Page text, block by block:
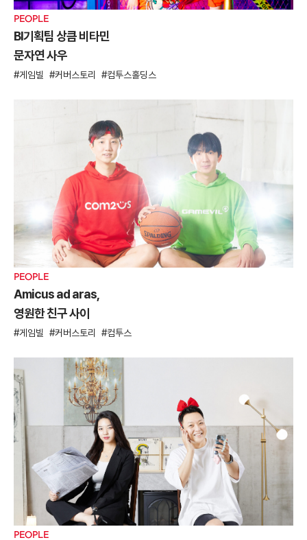
PEOPLE
BI기획팀 상큼 비타민
문자연 사우
게임빌 커버스토리 컴투스홀딩스
PEOPLE
Amicus ad aras,
영원한 친구 사이
게임빌 커버스토리 컴투스
PEOPLE